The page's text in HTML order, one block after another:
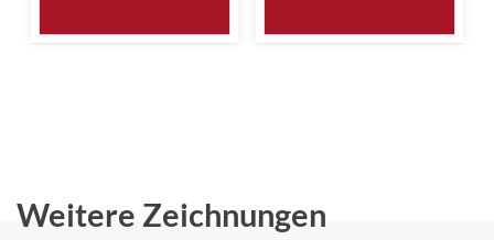
Weitere Zeichnungen